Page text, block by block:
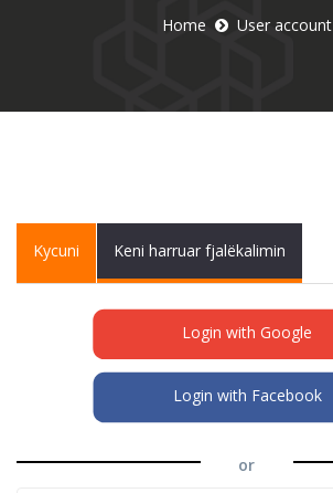
Home User account
Primary tabs
Kycuni (activeKeni harruar fjalëkalimin
Login with Google
Login with Facebook
or